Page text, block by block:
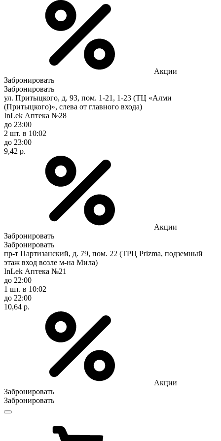
Акции
Забронировать
Забронировать
ул. Притыцкого, д. 93, пом. 1-21, 1-23 (ТЦ «Алми
(Притыцкого)», слева от главного входа)
InLek Аптека №28
до 23:00
2 шт. в 10:02
до 23:00
9,42 р.
Акции
Забронировать
Забронировать
пр-т Партизанский, д. 79, пом. 22 (ТРЦ Prizma, подземный
этаж вход возле м-на Мила)
InLek Аптека №21
до 22:00
1 шт. в 10:02
до 22:00
10,64 р.
Акции
Забронировать
Забронировать